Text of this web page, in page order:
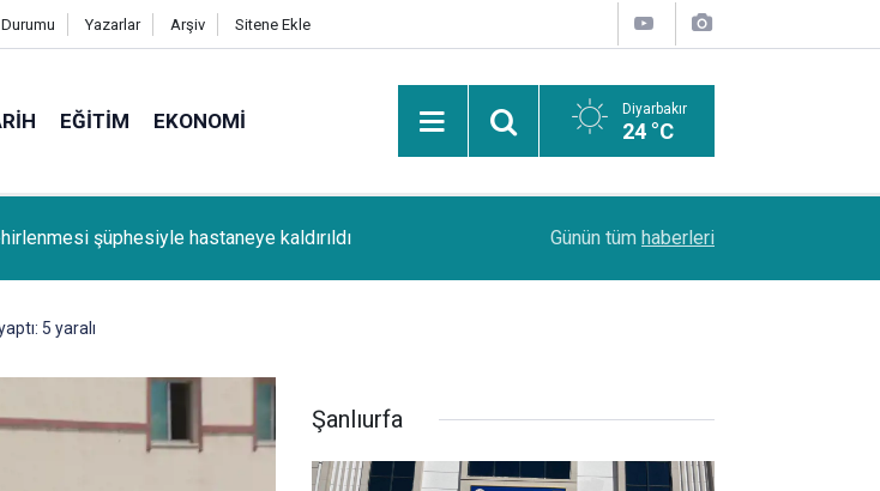
Yazarlar Arşiv Sitene Ekle
EĞITIM EKONOMI Diyarbakır
24 °C
işletmelere izin belgesi uyarısı Şanlıurfa Bozova'da aranan hükümlü yakalandı
Günün tüm haberleri
5 yaralı
Şanlıurfa